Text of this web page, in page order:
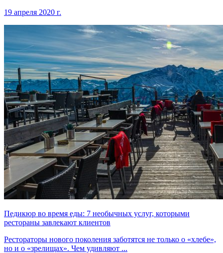
19 апреля 2020 г.
Педикюр во время еды: 7 необычных услуг, которыми
рестораны завлекают клиентов
Рестораторы нового поколения заботятся не только о «хлебе»,
но и о «зрелищах». Чем удивляют ...